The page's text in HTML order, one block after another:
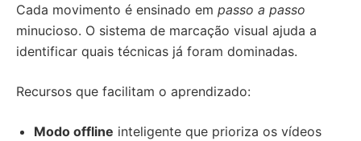
Cada movimento é ensinado em passo a passo
minucioso. O sistema de marcação visual ajuda a
identificar quais técnicas já foram dominadas.
Recursos que facilitam o aprendizado:
Modo offline inteligente que prioriza os vídeos